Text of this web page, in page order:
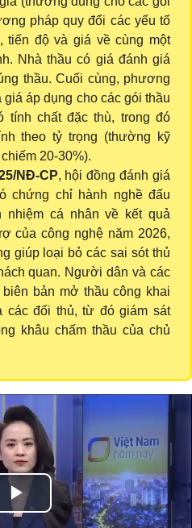
pháp quy đổi các yếu tố
tiến độ và giá về cùng một
Nhà thầu có giá đánh giá
thầu. Cuối cùng, phương
áp dụng cho các gói thầu
tính chất đặc thù, trong đó
theo tỷ trọng (thường kỹ
20-30%).
NĐ-CP, hội đồng đánh giá
chứng chỉ hành nghề đấu
nhiệm cá nhân về kết quả
của công nghệ năm 2026,
giúp loại bỏ các sai sót thủ
quan. Người dân và các
bản mở thầu công khai
các đối thủ, từ đó giám sát
khâu chấm thầu của chủ
Play